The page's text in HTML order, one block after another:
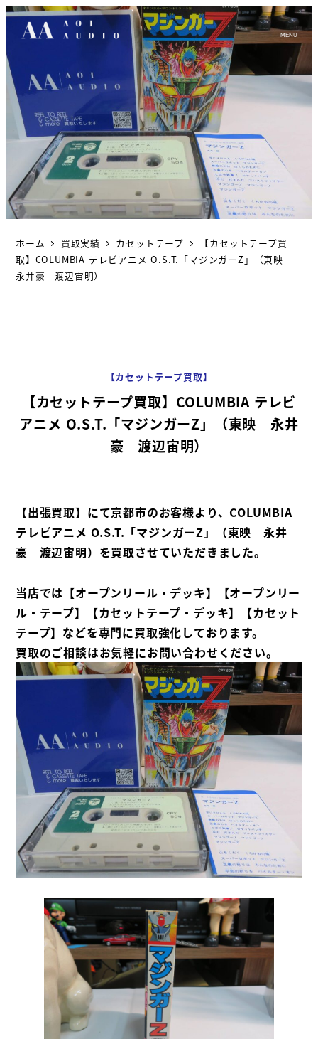
MENU
ホーム 買取実績 カセットテープ
【カセットテープ買
取】COLUMBIA テレビアニメ O.S.T.「マジンガーZ」（東映
永井豪 渡辺宙明）
【カセットテープ買取】
【カセットテープ買取】COLUMBIA テレビ
アニメ O.S.T.「マジンガーZ」（東映 永井
豪 渡辺宙明）
【出張買取】にて京都市のお客様より、COLUMBIA
テレビアニメ O.S.T.「マジンガーZ」（東映 永井
豪 渡辺宙明）を買取させていただきました。
当店では【オープンリール・デッキ】【オープンリー
ル・テープ】【カセットテープ・デッキ】【カセット
テープ】などを専門に買取強化しております。
買取のご相談はお気軽にお問い合わせください。